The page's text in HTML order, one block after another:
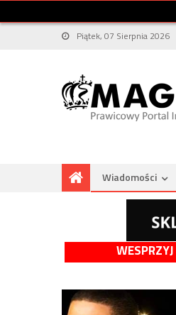
Piątek, 07 Sierpnia 2026
Wiadomości